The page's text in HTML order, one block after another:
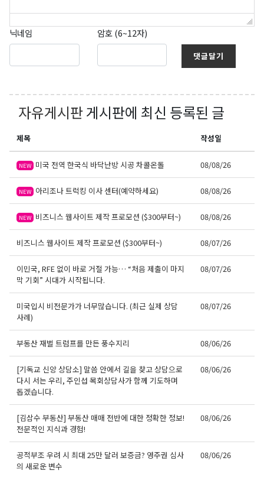
닉네임 암호 (6~12자)
댓글달기
자유게시판게시판에 최신 등록된 글
제목 작성일
NEW 미국 전역 한국식 바닥난방 시공 차콜온돌 08/08/26
NEW 아리조나 트럭킹 이사 센터(예약하세요) 08/08/26
NEW 비즈니스 웹사이트 제작 프로모션 ($300부터~) 08/08/26
비즈니스 웹사이트 제작 프로모션 ($300부터~) 08/07/26
이민국, RFE 없이 바로 거절 가능… “처음 제출이 마지
막 기회” 시대가 시작됩니다.
08/07/26
미국입시 비전문가가 너무많습니다. (최근 실제 상담
사례)
08/07/26
부동산 재벌 트럼프를 만든 풍수지리 08/06/26
[기독교 신앙 상담소] 말씀 안에서 길을 찾고 상담으로
다시 서는 우리, 주인섭 목회상담사가 함께 기도하며
돕겠습니다.
08/06/26
[김삼수 부동산] 부동산 매매 전반에 대한 정확한 정보!
전문적인 지식과 경험!
08/06/26
공적부조 우려 시 최대 25만 달러 보증금? 영주권 심사
의 새로운 변수
08/06/26